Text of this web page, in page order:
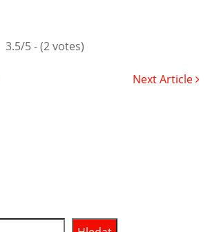
3.5/5 - (2 votes)
Next Article